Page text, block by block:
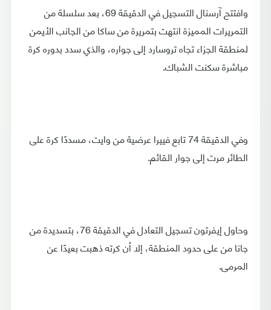
وافتتح آرسنال التسجيل في الدقيقة 69، بعد سلسلة من
التمريرات المميزة انتهت بتمريرة من ساكا من الجانب الأيمن
لمنطقة الجزاء تجاه تروسارد إلى جواره، والذي سدد بدوره كرة
مباشرة سكنت الشباك.
وفي الدقيقة 74 تابع فييرا عرضية من وايت، مسددًا كرة على
الطائر مرت إلى جوار القائم.
وحاول إيفرتون تسجيل التعادل في الدقيقة 76، بتسديدة من
جانا من على حدود المنطقة، إلا أن كرته ذهبت بعيدًا عن
المرمى.